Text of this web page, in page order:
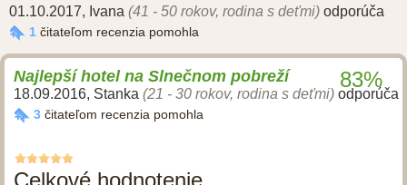
01.10.2017, Ivana (41 - 50 rokov, rodina s deťmi) odporúča
1 čitateľom recenzia pomohla
Najlepší hotel na Slnečnom pobreží
18.09.2016, Stanka (21 - 30 rokov, rodina s deťmi) odporúča
3 čitateľom recenzia pomohla
83%
Celkové hodnotenie